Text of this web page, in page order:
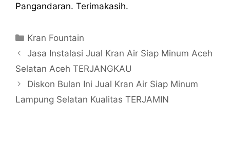
Pangandaran. Terimakasih.
Kategori
Kran Fountain
Jasa Instalasi Jual Kran Air Siap Minum Aceh
Selatan Aceh TERJANGKAU
Diskon Bulan Ini Jual Kran Air Siap Minum
Lampung Selatan Kualitas TERJAMIN